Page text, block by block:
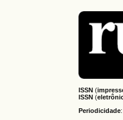
ISSN (
ISSN (
Periodicidade